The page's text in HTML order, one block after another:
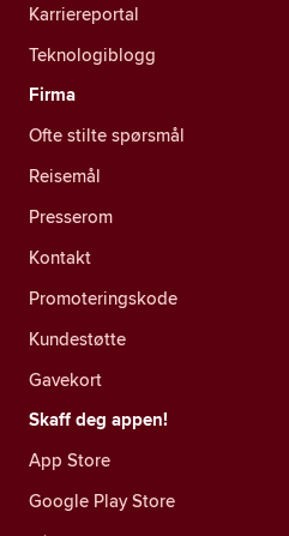
Karriereportal
Teknologiblogg
Firma
Ofte stilte spørsmål
Reisemål
Presserom
Kontakt
Promoteringskode
Kundestøtte
Gavekort
Skaff deg appen!
App Store
Google Play Store